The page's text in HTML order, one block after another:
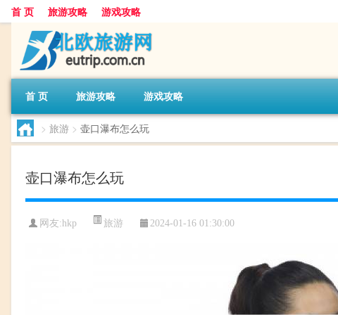
首 页 旅游攻略 游戏攻略
首 页 旅游攻略 游戏攻略
> 旅游 > 壶口瀑布怎么玩
壶口瀑布怎么玩
网友:hkp 旅游 2024-01-16 01:30:00